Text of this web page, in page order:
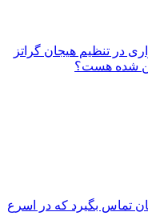
در تنظیم هیجان گراتز
شده هست؟
تماس بگیرد که در اسرع